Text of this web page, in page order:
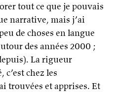
tout ce que je pouvais
narrative, mais j’ai
de choses en langue
des années 2000 ;
La rigueur
chez les
trouvées et apprises. Et